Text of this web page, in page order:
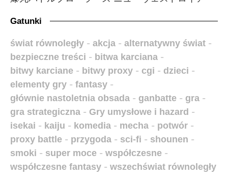
Gatunki
świat równoległy - akcja - alternatywny świat -
bezpieczne treści - bitwa karciana -
bitwy karciane - bitwy proxy - cgi - dzieci -
elementy gry - fantasy -
głównie nastoletnia obsada - ganbatte - gra -
gra strategiczna - Gry umysłowe i hazard -
isekai - kaiju - komedia - mecha - potwór -
proxy battle - przygoda - sci-fi - shounen -
smoki - super moce - współczesne -
współczesne fantasy - wszechświat równoległy